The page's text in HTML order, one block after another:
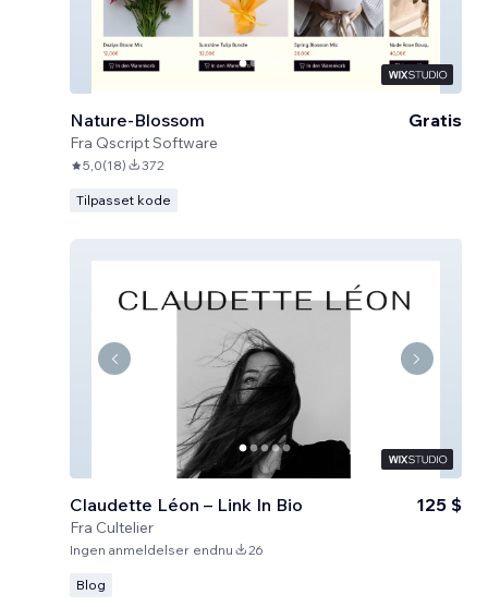
Nature-Blossom
Fra Qscript Software
Gratis
5,0(18) 372
Tilpasset kode
Claudette Léon – Link In Bio
Fra Cultelier
125 $
Ingen anmeldelser endnu 26
Blog